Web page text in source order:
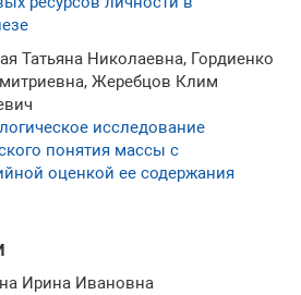
Татьяна Николаевна, Гордиенко
Жеребцов Клим
исследование
понятия массы с
оценкой ее содержания
Ирина Ивановна